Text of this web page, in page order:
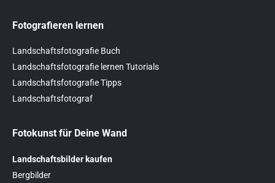
Fotografieren lernen
Landschaftsfotografie Buch
Landschaftsfotografie lernen Tutorials
Landschaftsfotografie Tipps
Landschaftsfotograf
Fotokunst für Deine Wand
Landschaftsbilder kaufen
Bergbilder